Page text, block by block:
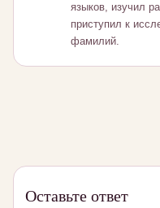
языков, изучил
приступил к
фамилий.
Оставьте ответ